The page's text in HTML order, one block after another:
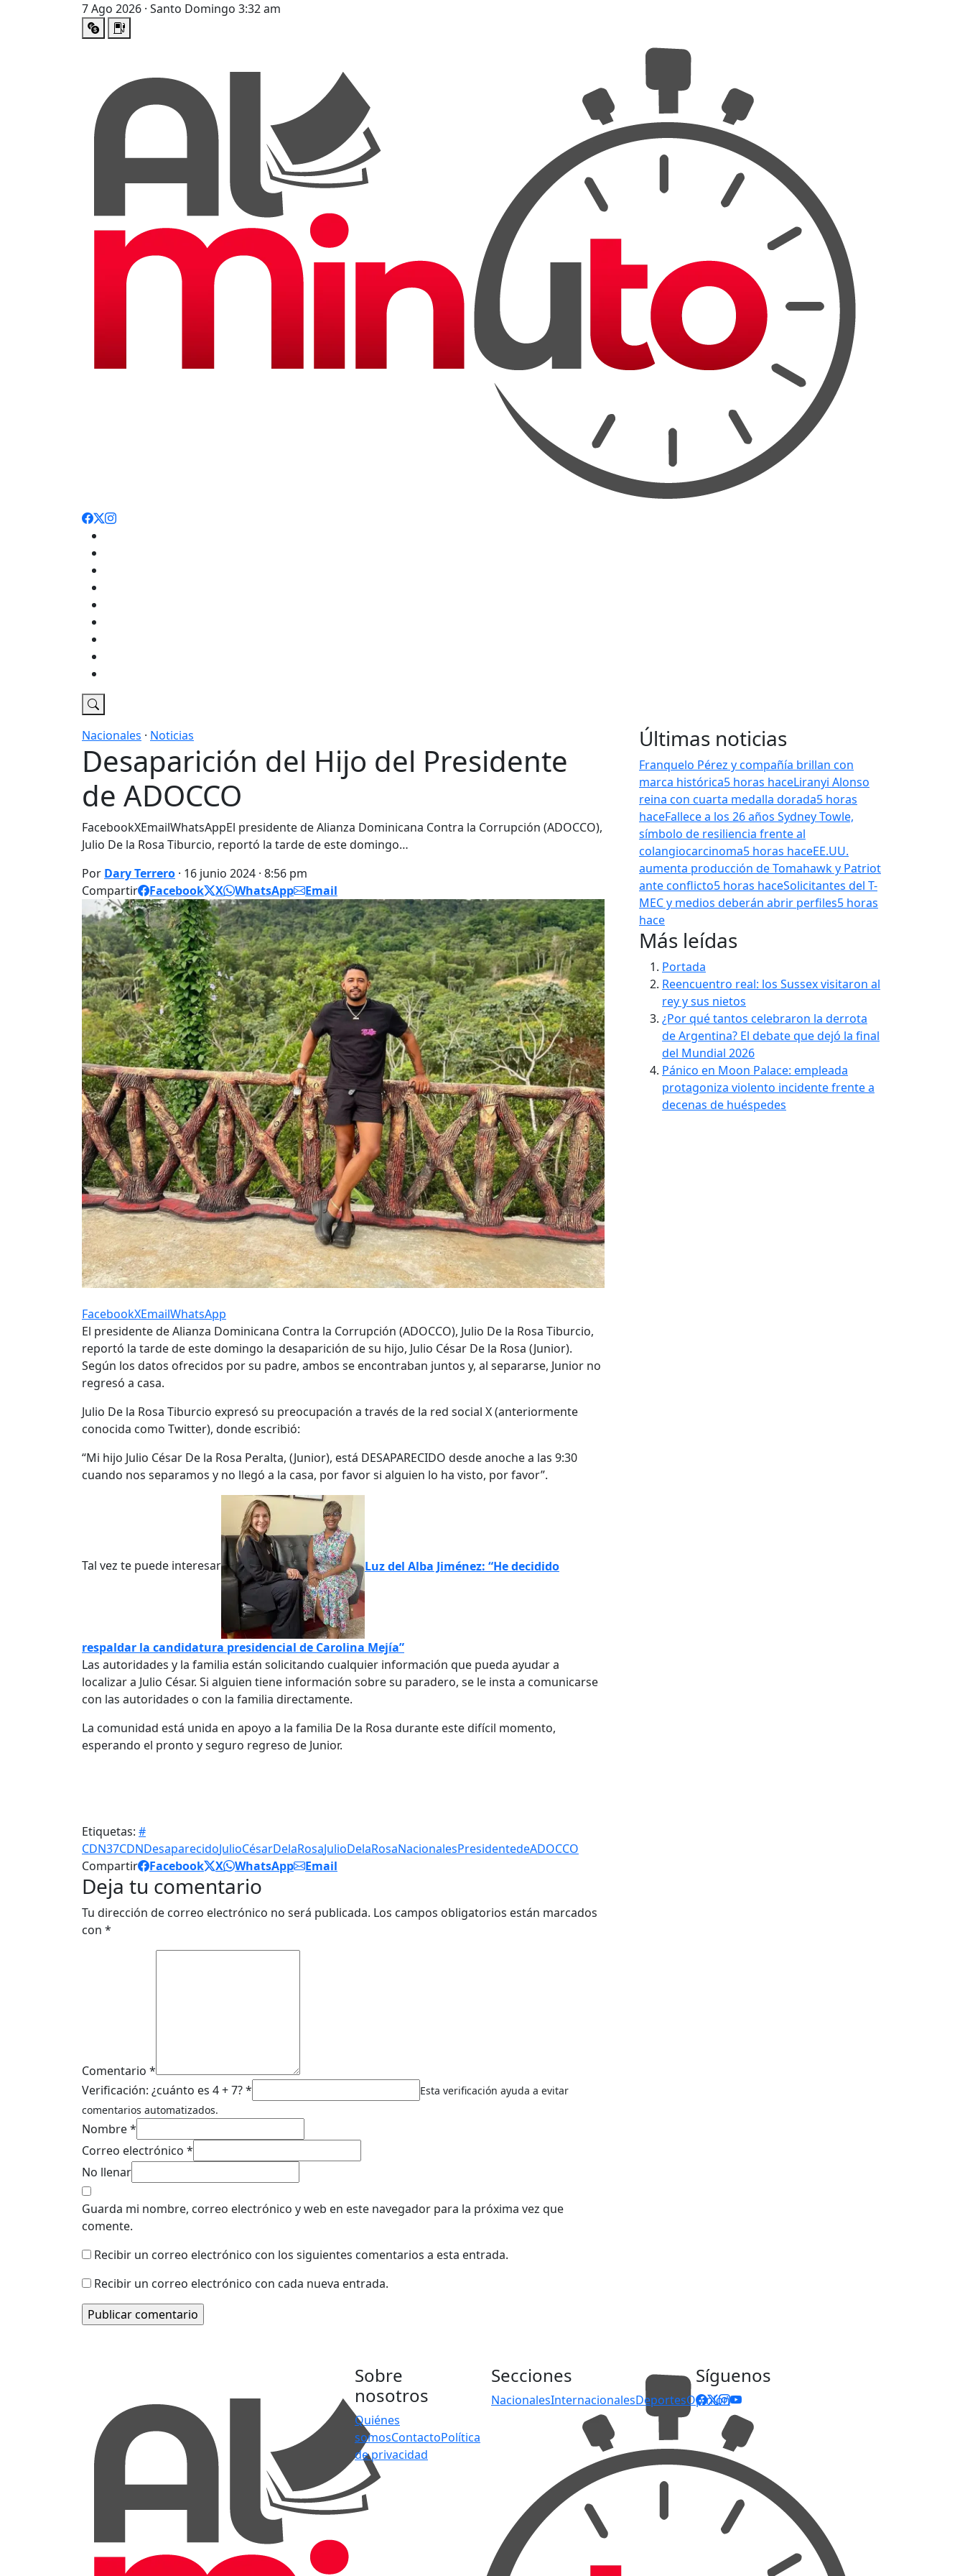
7 Ago 2026 · Santo Domingo 3:32 am
Nacionales · Noticias
Desaparición del Hijo del Presidente
de ADOCCO
FacebookXEmailWhatsAppEl presidente de Alianza Dominicana Contra la Corrupción (ADOCCO),
Julio De la Rosa Tiburcio, reportó la tarde de este domingo…
Por Dary Terrero · 16 junio 2024 · 8:56 pm
Compartir
Facebook X WhatsApp Email
FacebookXEmailWhatsApp
El presidente de Alianza Dominicana Contra la Corrupción (ADOCCO), Julio De la Rosa Tiburcio,
reportó la tarde de este domingo la desaparición de su hijo, Julio César De la Rosa (Junior).
Según los datos ofrecidos por su padre, ambos se encontraban juntos y, al separarse, Junior no
regresó a casa.
Julio De la Rosa Tiburcio expresó su preocupación a través de la red social X (anteriormente
conocida como Twitter), donde escribió:
“Mi hijo Julio César De la Rosa Peralta, (Junior), está DESAPARECIDO desde anoche a las 9:30
cuando nos separamos y no llegó a la casa, por favor si alguien lo ha visto, por favor”.
Tal vez te puede interesar Luz del Alba Jiménez: “He decidido
respaldar la candidatura presidencial de Carolina Mejía”
Las autoridades y la familia están solicitando cualquier información que pueda ayudar a
localizar a Julio César. Si alguien tiene información sobre su paradero, se le insta a comunicarse
con las autoridades o con la familia directamente.
La comunidad está unida en apoyo a la familia De la Rosa durante este difícil momento,
esperando el pronto y seguro regreso de Junior.
Etiquetas: #
CDN37CDNDesaparecidoJulioCésarDelaRosaJulioDelaRosaNacionalesPresidentedeADOCCO
Compartir
Facebook X WhatsApp Email
Deja tu comentario
Tu dirección de correo electrónico no será publicada. Los campos obligatorios están marcados
con *
Comentario *
Verificación: ¿cuánto es 4 + 7? *
Esta verificación ayuda a evitar
comentarios automatizados.
Nombre *
Correo electrónico *
No llenar
Guarda mi nombre, correo electrónico y web en este navegador para la próxima vez que
comente.
Recibir un correo electrónico con los siguientes comentarios a esta entrada.
Recibir un correo electrónico con cada nueva entrada.
Últimas noticias
Franquelo Pérez y compañía brillan con
marca histórica5 horas haceLiranyi Alonso
reina con cuarta medalla dorada5 horas
haceFallece a los 26 años Sydney Towle,
símbolo de resiliencia frente al
colangiocarcinoma5 horas haceEE.UU.
aumenta producción de Tomahawk y Patriot
ante conflicto5 horas haceSolicitantes del T-
MEC y medios deberán abrir perfiles5 horas
hace
Más leídas
Portada
Reencuentro real: los Sussex visitaron al
rey y sus nietos
¿Por qué tantos celebraron la derrota
de Argentina? El debate que dejó la final
del Mundial 2026
Pánico en Moon Palace: empleada
protagoniza violento incidente frente a
decenas de huéspedes
Sobre
nosotros
Quiénes
somosContactoPolítica
de privacidad
Secciones
NacionalesInternacionalesDeportesOpinión
Síguenos